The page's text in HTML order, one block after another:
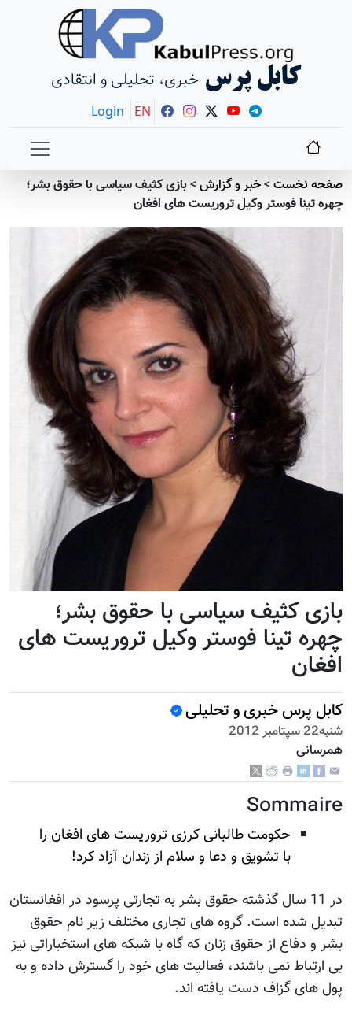
کابل پرس خبری، تحلیلی و انتقادی
Login EN
صفحه نخست>خبر و گزارش>بازی کثیف سیاسی با حقوق بشر؛
چهره تینا فوستر وکیل تروریست های افغان
بازی کثیف سیاسی با حقوق بشر؛
چهره تینا فوستر وکیل تروریست های
افغان
کابل پرس خبری و تحلیلی
شنبه22 سپتامبر 2012
همرسانی
Sommaire
حکومت طالبانی کرزی تروریست های افغان را
با تشویق و دعا و سلام از زندان آزاد کرد!
در 11 سال گذشته حقوق بشر به تجارتی پرسود در افغانستان
تبدیل شده است. گروه های تجاری مختلف زیر نام حقوق
بشر و دفاع از حقوق زنان که گاه با شبکه های استخباراتی نیز
بی ارتباط نمی باشند، فعالیت های خود را گسترش داده و به
پول های گزاف دست یافته اند.